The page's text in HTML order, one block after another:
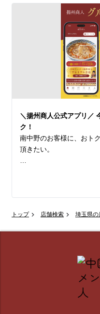
トップ 店舗検索 埼玉県の
※店舗により販売価格が
※週替わりランチは取扱
※平日限定メニューとな
皆様のご来店を、中国ラ
店スタッフ一同、心より
🍅 「冷しトマト麺」
※店舗により販売価格が
「まだ食べたことがない
いただきたいのがこの一杯
野菜エキスで酸味の中に
醇なごま油を回し掛ける
きのある本格中華の風味
ダほうれん草の食感と、
のある旨みが重なり、相
さっぱりとしながらも深
夏の自信作「冷しトマト
※当店の冷し麺でお選び
また【+250円で大盛り】
皆様のご来店を、中国ラ
店スタッフ一同、心より
＼揚州商人公式アプリ／
ク！
南中野のお客様に、おト
頂きたい。
大好評無料配信中の「揚
ダウンロードするだけで
毎日届くクーポン： 餃子
えるクーポンが毎日届きま
👑 【プレミアム会員】（